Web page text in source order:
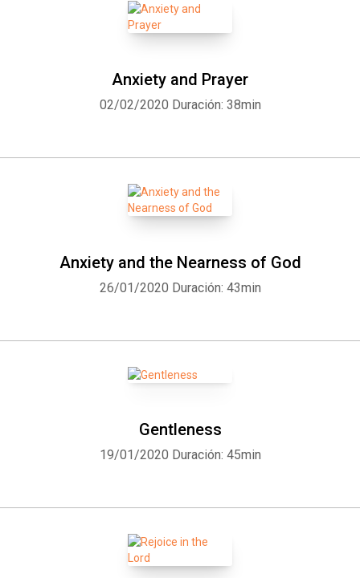
Anxiety and Prayer
02/02/2020 Duración: 38min
Anxiety and the Nearness of God
26/01/2020 Duración: 43min
Gentleness
19/01/2020 Duración: 45min